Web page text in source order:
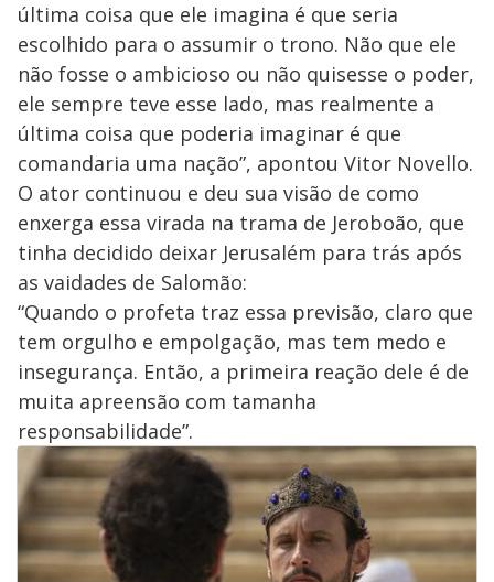
última coisa que ele imagina é que seria
escolhido para o assumir o trono. Não que ele
não fosse o ambicioso ou não quisesse o poder,
ele sempre teve esse lado, mas realmente a
última coisa que poderia imaginar é que
comandaria uma nação”, apontou Vitor Novello.
O ator continuou e deu sua visão de como
enxerga essa virada na trama de Jeroboão, que
tinha decidido deixar Jerusalém para trás após
as vaidades de Salomão:
“Quando o profeta traz essa previsão, claro que
tem orgulho e empolgação, mas tem medo e
insegurança. Então, a primeira reação dele é de
muita apreensão com tamanha
responsabilidade”.